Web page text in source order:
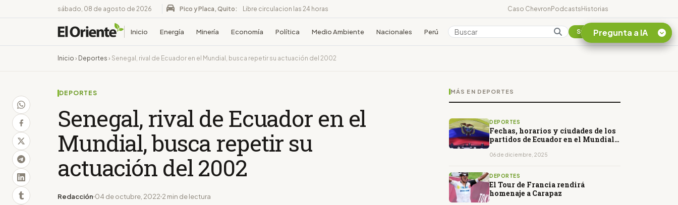
sábado, 08 de agosto de 2026 Pico y Placa, Quito: Libre circulacion las 24 horas Caso ChevronPodcastsHistorias
Inicio Energía Minería Economía Política Medio Ambiente Nacionales Perú Colombia Suscribirse
Inicio › Deportes › Senegal, rival de Ecuador en el Mundial, busca repetir su actuación del 2002
DEPORTES
Senegal, rival de Ecuador en el
Mundial, busca repetir su
actuación del 2002
Redacción 04 de octubre, 2022 2 min de lectura
MÁS EN DEPORTES
DEPORTES
Fechas, horarios y ciudades de los
partidos de Ecuador en el Mundial
06 de diciembre, 2025
DEPORTES
El Tour de Francia rendirá
homenaje a Carapaz
Pregunta a IA
¿En que consiste la